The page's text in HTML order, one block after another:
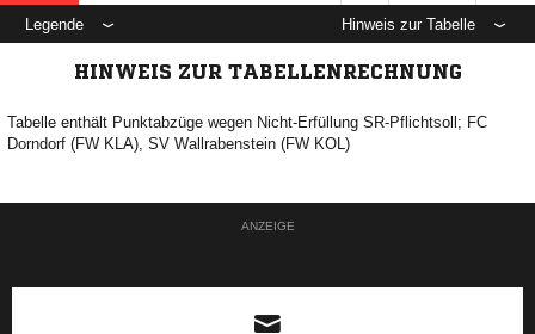
Legende Hinweis zur Tabelle
HINWEIS ZUR TABELLENRECHNUNG
Tabelle enthält Punktabzüge wegen Nicht-Erfüllung SR-Pflichtsoll; FC
Dorndorf (FW KLA), SV Wallrabenstein (FW KOL)
ANZEIGE